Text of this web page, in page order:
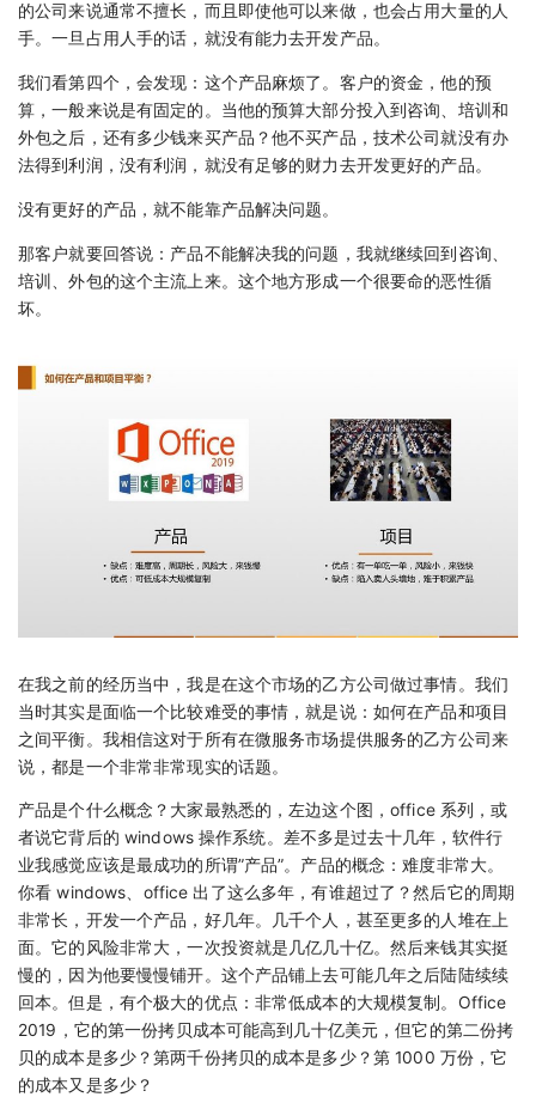
的公司来说通常不擅长，而且即使他可以来做，也会占用大量的人
手。一旦占用人手的话，就没有能力去开发产品。
我们看第四个，会发现：这个产品麻烦了。客户的资金，他的预
算，一般来说是有固定的。当他的预算大部分投入到咨询、培训和
外包之后，还有多少钱来买产品？他不买产品，技术公司就没有办
法得到利润，没有利润，就没有足够的财力去开发更好的产品。
没有更好的产品，就不能靠产品解决问题。
那客户就要回答说：产品不能解决我的问题，我就继续回到咨询、
培训、外包的这个主流上来。这个地方形成一个很要命的恶性循
坏。
在我之前的经历当中，我是在这个市场的乙方公司做过事情。我们
当时其实是面临一个比较难受的事情，就是说：如何在产品和项目
之间平衡。我相信这对于所有在微服务市场提供服务的乙方公司来
说，都是一个非常非常现实的话题。
产品是个什么概念？大家最熟悉的，左边这个图，office 系列，或
者说它背后的 windows 操作系统。差不多是过去十几年，软件行
业我感觉应该是最成功的所谓”产品”。产品的概念：难度非常大。
你看 windows、office 出了这么多年，有谁超过了？然后它的周期
非常长，开发一个产品，好几年。几千个人，甚至更多的人堆在上
面。它的风险非常大，一次投资就是几亿几十亿。然后来钱其实挺
慢的，因为他要慢慢铺开。这个产品铺上去可能几年之后陆陆续续
回本。但是，有个极大的优点：非常低成本的大规模复制。Office
2019，它的第一份拷贝成本可能高到几十亿美元，但它的第二份拷
贝的成本是多少？第两千份拷贝的成本是多少？第 1000 万份，它
的成本又是多少？